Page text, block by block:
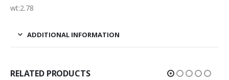
wt:2.78
ADDITIONAL INFORMATION
RELATED PRODUCTS